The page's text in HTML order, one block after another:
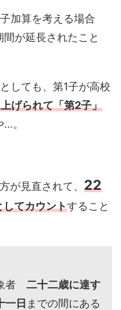
加算を考える場合
が延長されたこと
しても、第1子が高校
げられて「第2子」
。
が見直されて、 22
してカウントすること
者 二十二歳に達す
一日 までの間にある